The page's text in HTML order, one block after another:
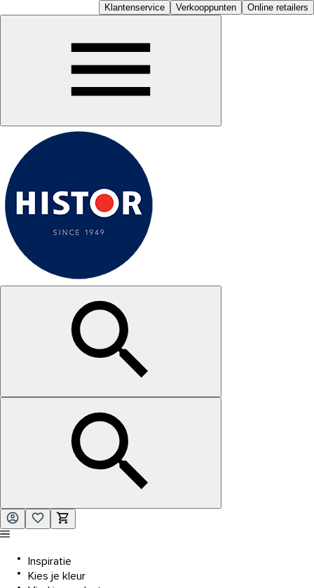
Klantenservice Verkooppunten Online retailers
Inspiratie
Kies je kleur